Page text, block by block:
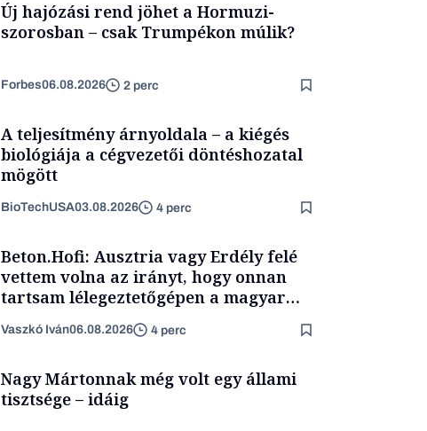
Új hajózási rend jöhet a Hormuzi-
szorosban – csak Trumpékon múlik?
Forbes06.08.2026 2 perc
A teljesítmény árnyoldala – a kiégés
biológiája a cégvezetői döntéshozatal
mögött
BioTechUSA03.08.2026 4 perc
Beton.Hofi: Ausztria vagy Erdély felé
vettem volna az irányt, hogy onnan
tartsam lélegeztetőgépen a magyar
Vaszkó Iván06.08.2026 4 perc
Nagy Mártonnak még volt egy állami
tisztsége – idáig